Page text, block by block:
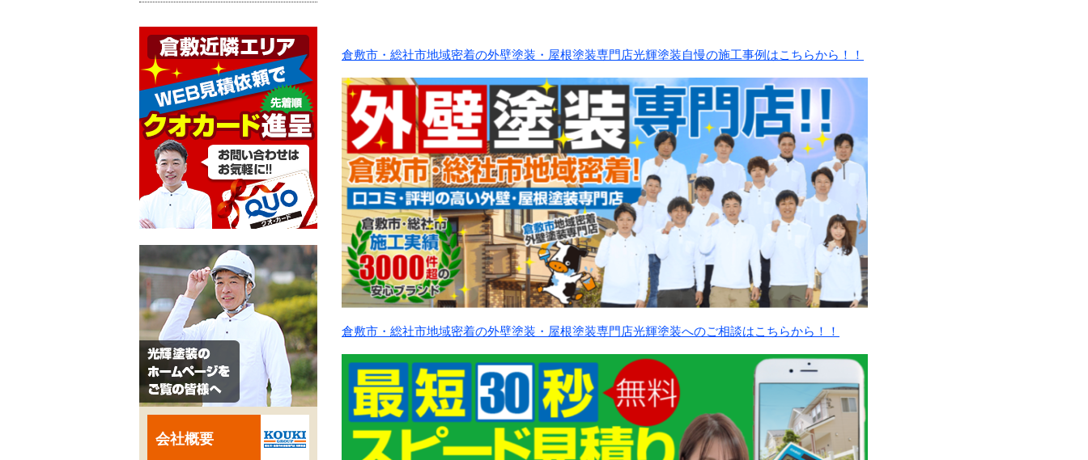
倉敷市・総社市地域密着の外壁塗装・屋根塗装専門店光輝塗装自慢の施工事例はこちらから！！
倉敷市・総社市地域密着の外壁塗装・屋根塗装専門店光輝塗装へのご相談はこちらから！！
会社概要